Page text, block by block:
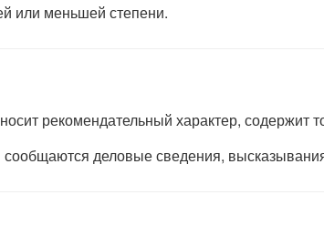
или меньшей степени.
рекомендательный характер, содержит
сообщаются деловые сведения,